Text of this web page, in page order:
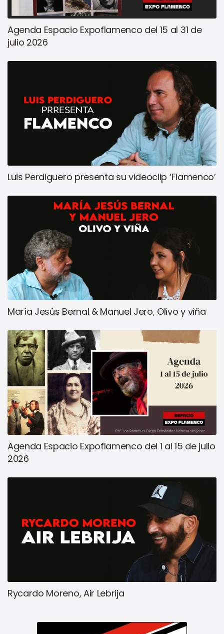
Agenda Espacio Expoflamenco del 15 al 31 de
julio 2026
Luis Perdiguero presenta su videoclip ‘Flamenco’
María Jesús Bernal & Manuel Jero, Olivo y viña
Agenda Espacio Expoflamenco del 1 al 15 de julio
2026
Rycardo Moreno, Air Lebrija